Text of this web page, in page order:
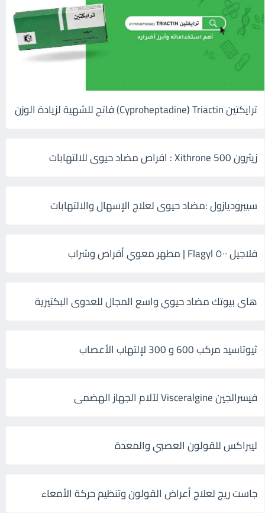
ترايكتين Cyproheptadine) Triactin) فاتح للشهية لزيادة الوزن
زيثرون 500 Xithrone : اقراص مضاد حيوى للالتهابات
سيبروديازول :مضاد حيوى لعلاج الإسهال والالتهابات
فلاجيل ٥٠٠ Flagyl | مطهر معوي أقراص وشراب
هاى بيوتك مضاد حيوي واسع المجال للعدوى البكتيرية
ثيوتاسيد مركب 600 و 300 لإلتهاب الأعصاب
فيسرالجين Visceralgine لآلام الجهاز الهضمى
ليبراكس للقولون العصبي والمعدة
جاست ريج لعلاج أعراض القولون وتنظيم حركة الأمعاء